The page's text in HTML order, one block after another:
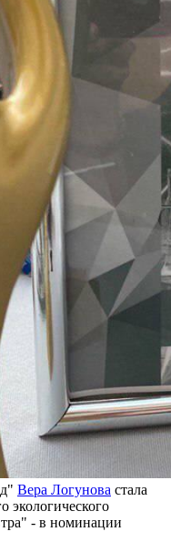
Вера Логунова стала
экологического
- в номинации